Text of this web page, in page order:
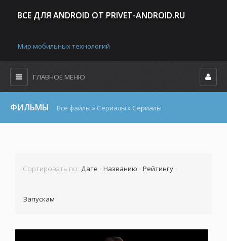
ВСЕ ДЛЯ ANDROID ОТ PRIVET-ANDROID.RU
Мир мобильных технологий
ГЛАВНОЕ МЕНЮ
ФИЛЬМЫ Все файлы » Сериалы » Сериалы
Сортировать по: Дате · Названию · Рейтингу ·
Запускам